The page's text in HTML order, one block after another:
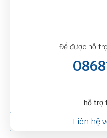
Để được hỗ
hỗ trợ
Liên hệ